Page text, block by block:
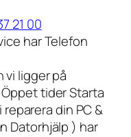
21 00
har Telefon
vi ligger på
Öppet tider Starta
din PC &
Datorhjälp ) har